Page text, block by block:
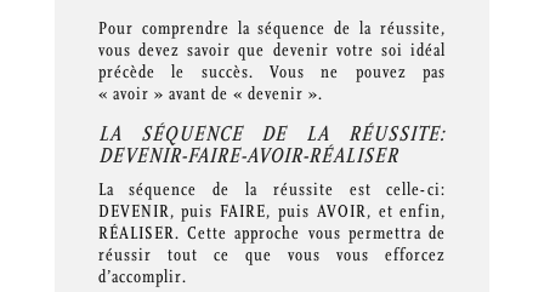
Pour comprendre la séquence de la réussite,
vous devez savoir que devenir votre soi idéal
précède le succès. Vous ne pouvez pas
« avoir » avant de « devenir ».
LA SÉQUENCE DE LA RÉUSSITE:
DEVENIR-FAIRE-AVOIR-RÉALISER
La séquence de la réussite est celle-ci:
DEVENIR, puis FAIRE, puis AVOIR, et enfin,
RÉALISER. Cette approche vous permettra de
réussir tout ce que vous vous efforcez
d’accomplir.